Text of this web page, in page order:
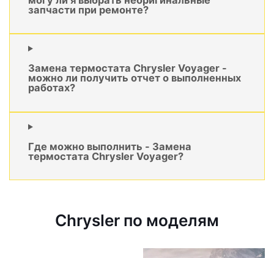
запчасти при ремонте?
Замена термостата Chrysler Voyager -
можно ли получить отчет о выполненных
работах?
Где можно выполнить - Замена
термостата Chrysler Voyager?
Chrysler по моделям